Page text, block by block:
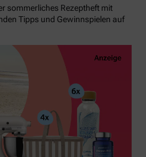
sommerliches Rezeptheft mit
Tipps und Gewinnspielen auf